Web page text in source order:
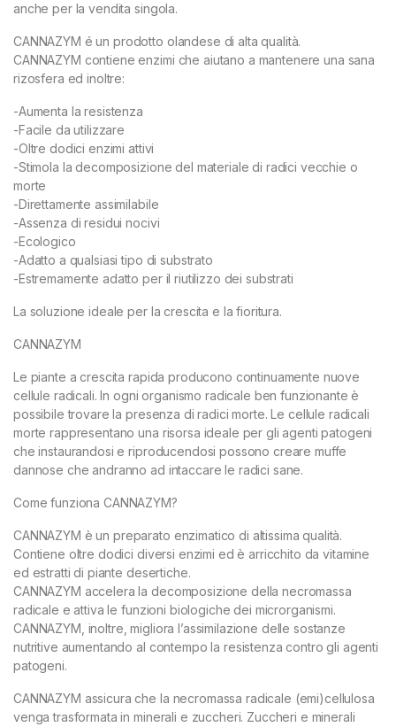
anche per la vendita singola.
CANNAZYM é un prodotto olandese di alta qualità.
CANNAZYM contiene enzimi che aiutano a mantenere una sana
rizosfera ed inoltre:
-Aumenta la resistenza
-Facile da utilizzare
-Oltre dodici enzimi attivi
-Stimola la decomposizione del materiale di radici vecchie o
morte
-Direttamente assimilabile
-Assenza di residui nocivi
-Ecologico
-Adatto a qualsiasi tipo di substrato
-Estremamente adatto per il riutilizzo dei substrati
La soluzione ideale per la crescita e la fioritura.
CANNAZYM
Le piante a crescita rapida producono continuamente nuove
cellule radicali. In ogni organismo radicale ben funzionante è
possibile trovare la presenza di radici morte. Le cellule radicali
morte rappresentano una risorsa ideale per gli agenti patogeni
che instaurandosi e riproducendosi possono creare muffe
dannose che andranno ad intaccare le radici sane.
Come funziona CANNAZYM?
CANNAZYM è un preparato enzimatico di altissima qualità.
Contiene oltre dodici diversi enzimi ed è arricchito da vitamine
ed estratti di piante desertiche.
CANNAZYM accelera la decomposizione della necromassa
radicale e attiva le funzioni biologiche dei microrganismi.
CANNAZYM, inoltre, migliora l’assimilazione delle sostanze
nutritive aumentando al contempo la resistenza contro gli agenti
patogeni.
CANNAZYM assicura che la necromassa radicale (emi)cellulosa
venga trasformata in minerali e zuccheri. Zuccheri e minerali